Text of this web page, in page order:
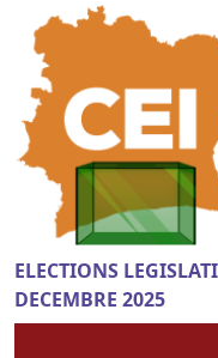
ELECTIONS
DECEMBRE 2025